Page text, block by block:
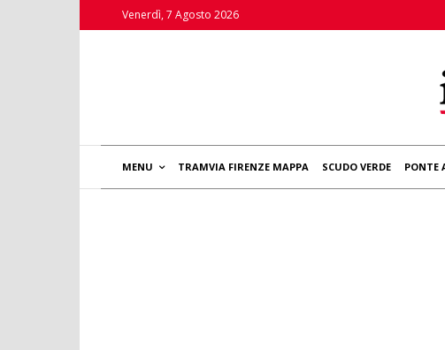
Venerdì, 7 Agosto 2026
MENU TRAMVIA FIRENZE MAPPA SCUDO VERDE PONTE